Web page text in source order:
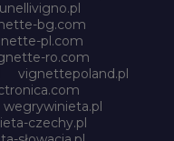
bg.com
pl.com
ro.com
vignettepoland.pl
wegrywinieta.pl
czechy.pl